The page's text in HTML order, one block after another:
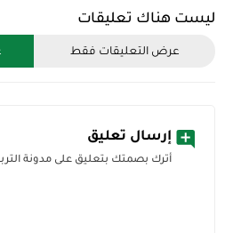
ليست هناك تعليقات
عرض التعليقات فقط
إرسال تعليق
أترك بصمتك بتعليق على مدونة